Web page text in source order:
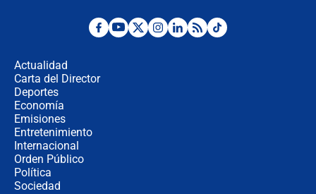
Ministro de Defensa no descarta el
Actualidad
Carta del Director
Deportes
Economía
Emisiones
Entretenimiento
Internacional
Orden Público
Política
Sociedad